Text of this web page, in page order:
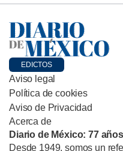
EDICTOS
Aviso legal
Política de cookies
Aviso de Privacidad
Acerca de
Diario de México: 77
Desde 1949, somos un